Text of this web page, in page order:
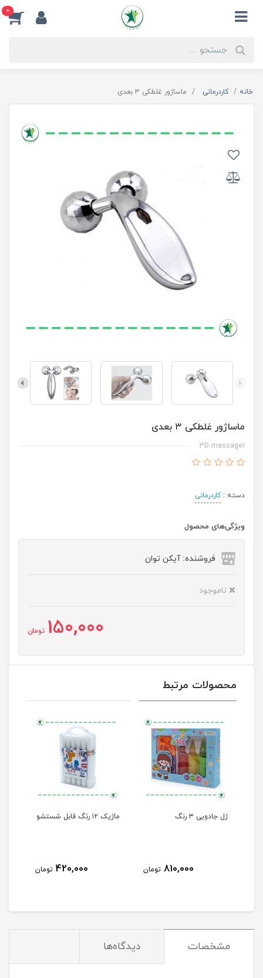
0
خانه کاردرمانی ماساژور غلطکی ۳ بعدی
ماساژور غلطکی ۳ بعدی
3D massager
دسته :کاردرمانی
ویژگی‌های محصول
فروشنده: آیکن توان
ناموجود
150,000 تومان
محصولات مرتبط
ژل جادویی ۳ رنگ
810,000 تومان
ماژیک ۱۲ رنگ قابل شستشو
420,000 تومان
مشخصات دیدگاه‌ها